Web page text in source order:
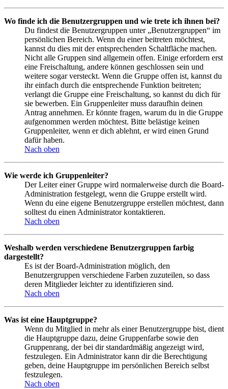
Wo finde ich die Benutzergruppen und wie trete ich ihnen bei?
Du findest die Benutzergruppen unter „Benutzergruppen“ im
persönlichen Bereich. Wenn du einer beitreten möchtest,
kannst du dies mit der entsprechenden Schaltfläche machen.
Nicht alle Gruppen sind allgemein offen. Einige erfordern erst
eine Freischaltung, andere können geschlossen sein und
weitere sogar versteckt. Wenn die Gruppe offen ist, kannst du
ihr einfach durch die entsprechende Funktion beitreten;
verlangt die Gruppe eine Freischaltung, so kannst du dich für
sie bewerben. Ein Gruppenleiter muss daraufhin deinen
Antrag annehmen. Er könnte fragen, warum du in die Gruppe
aufgenommen werden möchtest. Bitte belästige keinen
Gruppenleiter, wenn er dich ablehnt, er wird einen Grund
dafür haben.
Nach oben
Wie werde ich Gruppenleiter?
Der Leiter einer Gruppe wird normalerweise durch die Board-
Administration festgelegt, wenn die Gruppe erstellt wird.
Wenn du eine eigene Benutzergruppe erstellen möchtest, dann
solltest du einen Administrator kontaktieren.
Nach oben
Weshalb werden verschiedene Benutzergruppen farbig
dargestellt?
Es ist der Board-Administration möglich, den
Benutzergruppen verschiedene Farben zuzuteilen, so dass
deren Mitglieder leichter zu identifizieren sind.
Nach oben
Was ist eine Hauptgruppe?
Wenn du Mitglied in mehr als einer Benutzergruppe bist, dient
die Hauptgruppe dazu, deine Gruppenfarbe sowie den
Gruppenrang, der bei dir standardmäßig angezeigt wird,
festzulegen. Ein Administrator kann dir die Berechtigung
geben, deine Hauptgruppe im persönlichen Bereich selbst
festzulegen.
Nach oben